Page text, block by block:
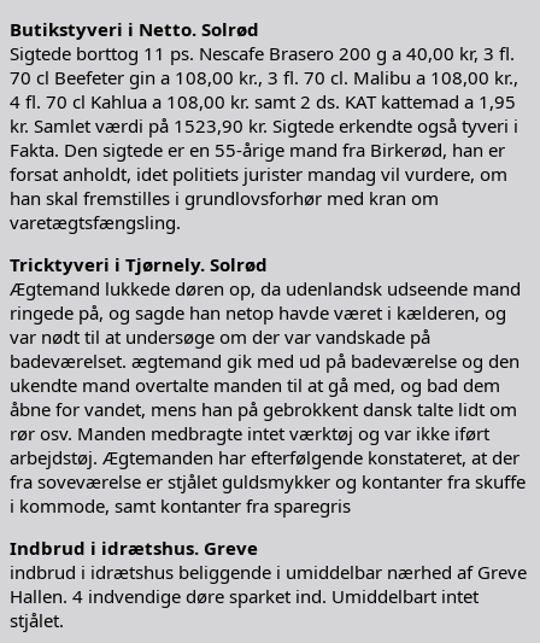
Butikstyveri i Netto. Solrød
Sigtede borttog 11 ps. Nescafe Brasero 200 g a 40,00 kr, 3 fl.
70 cl Beefeter gin a 108,00 kr., 3 fl. 70 cl. Malibu a 108,00 kr.,
4 fl. 70 cl Kahlua a 108,00 kr. samt 2 ds. KAT kattemad a 1,95
kr. Samlet værdi på 1523,90 kr. Sigtede erkendte også tyveri i
Fakta. Den sigtede er en 55-årige mand fra Birkerød, han er
forsat anholdt, idet politiets jurister mandag vil vurdere, om
han skal fremstilles i grundlovsforhør med kran om
varetægtsfængsling.
Tricktyveri i Tjørnely. Solrød
Ægtemand lukkede døren op, da udenlandsk udseende mand
ringede på, og sagde han netop havde været i kælderen, og
var nødt til at undersøge om der var vandskade på
badeværelset. ægtemand gik med ud på badeværelse og den
ukendte mand overtalte manden til at gå med, og bad dem
åbne for vandet, mens han på gebrokkent dansk talte lidt om
rør osv. Manden medbragte intet værktøj og var ikke iført
arbejdstøj. Ægtemanden har efterfølgende konstateret, at der
fra soveværelse er stjålet guldsmykker og kontanter fra skuffe
i kommode, samt kontanter fra sparegris
Indbrud i idrætshus. Greve
indbrud i idrætshus beliggende i umiddelbar nærhed af Greve
Hallen. 4 indvendige døre sparket ind. Umiddelbart intet
stjålet.